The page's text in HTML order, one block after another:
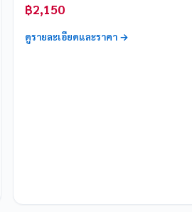
฿2,150
ดูรายละเอียดและราคา →